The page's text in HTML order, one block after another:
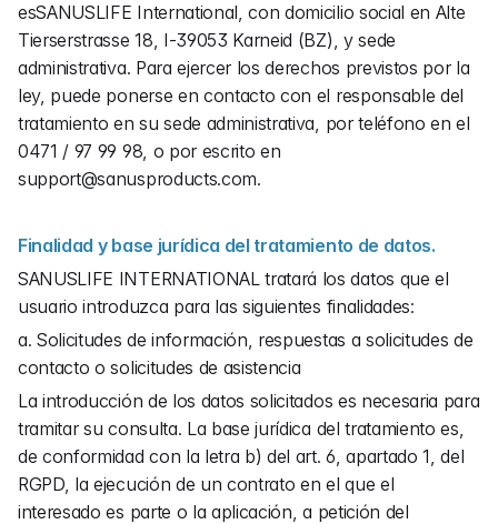
esSANUSLIFE International, con domicilio social en Alte
Tierserstrasse 18, I-39053 Karneid (BZ), y sede
administrativa. Para ejercer los derechos previstos por la
ley, puede ponerse en contacto con el responsable del
tratamiento en su sede administrativa, por teléfono en el
0471 / 97 99 98, o por escrito en
support@sanusproducts.com.
Finalidad y base jurídica del tratamiento de datos.
SANUSLIFE INTERNATIONAL tratará los datos que el
usuario introduzca para las siguientes finalidades:
a. Solicitudes de información, respuestas a solicitudes de
contacto o solicitudes de asistencia
La introducción de los datos solicitados es necesaria para
tramitar su consulta. La base jurídica del tratamiento es,
de conformidad con la letra b) del art. 6, apartado 1, del
RGPD, la ejecución de un contrato en el que el
interesado es parte o la aplicación, a petición del